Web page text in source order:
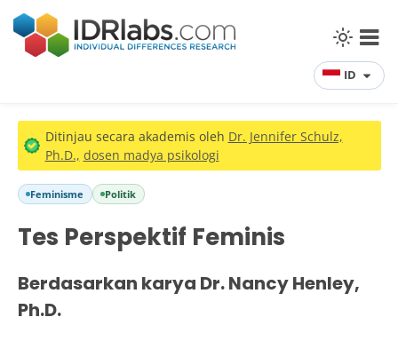
ID
Ditinjau secara akademis oleh Dr. Jennifer Schulz,
Ph.D., dosen madya psikologi
Feminisme Politik
Tes Perspektif Feminis
Berdasarkan karya Dr. Nancy Henley,
Ph.D.